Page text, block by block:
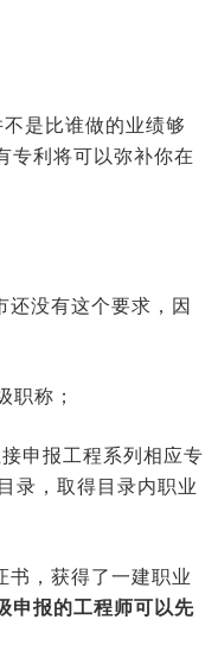
是比谁做的业绩够
专利将可以弥补你在
还没有这个要求，因
职称；
申报工程系列相应专
录，取得目录内职业
书，获得了一建职业
申报的工程师可以先